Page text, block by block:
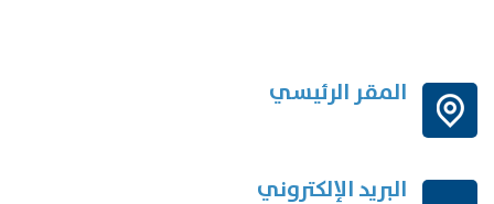
المقر الرئيسي
البريد الإلكتروني